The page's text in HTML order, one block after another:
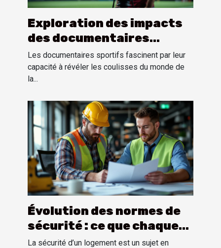
Exploration des impacts
des documentaires
sportifs sur la perception
publique
Les documentaires sportifs fascinent par leur
capacité à révéler les coulisses du monde de
la...
Évolution des normes de
sécurité : ce que chaque
propriétaire doit savoir
La sécurité d’un logement est un sujet en